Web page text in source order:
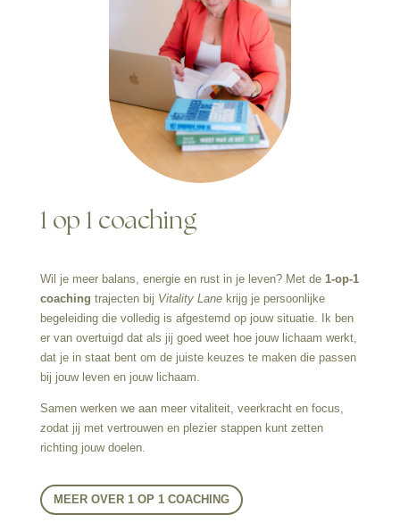
1 op 1 coaching
Wil je meer balans, energie en rust in je leven? Met de 1-op-1
coaching trajecten bij Vitality Lane krijg je persoonlijke
begeleiding die volledig is afgestemd op jouw situatie. Ik ben
er van overtuigd dat als jij goed weet hoe jouw lichaam werkt,
dat je in staat bent om de juiste keuzes te maken die passen
bij jouw leven en jouw lichaam.
Samen werken we aan meer vitaliteit, veerkracht en focus,
zodat jij met vertrouwen en plezier stappen kunt zetten
richting jouw doelen.
MEER OVER 1 OP 1 COACHING